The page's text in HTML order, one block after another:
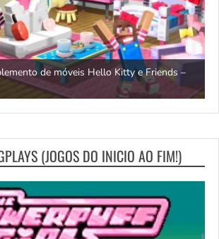
de móveis Hello Kitty e Friends –
(JOGOS DO INICIO AO FIM!)